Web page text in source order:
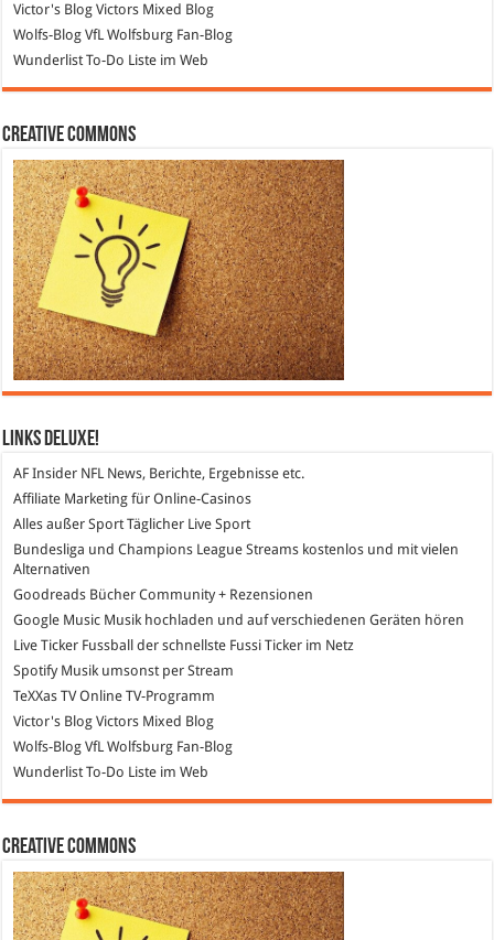
Victor's Blog Victors Mixed Blog
Wolfs-Blog VfL Wolfsburg Fan-Blog
WunderlistTo-Do Liste im Web
Creative Commons
Links DeLuXe!
AF Insider NFL News, Berichte, Ergebnisse etc.
Affiliate Marketing für Online-Casinos
Alles außer Sport Täglicher Live Sport
Bundesliga und Champions League Streams kostenlos und mit vielen
Alternativen
Goodreads Bücher Community + Rezensionen
Google Music Musik hochladen und auf verschiedenen Geräten hören
Live Ticker Fussball der schnellste Fussi Ticker im Netz
SpotifyMusik umsonst per Stream
TeXXas TVOnline TV-Programm
Victor's Blog Victors Mixed Blog
Wolfs-Blog VfL Wolfsburg Fan-Blog
Wunderlist To-Do Liste im Web
Creative Commons